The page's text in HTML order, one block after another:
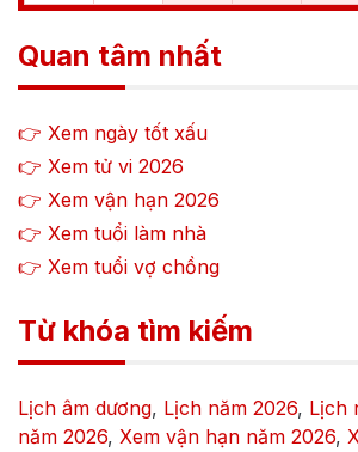
Quan tâm nhất
👉 Xem ngày tốt xấu
👉 Xem tử vi 2026
👉 Xem vận hạn 2026
👉 Xem tuổi làm nhà
👉 Xem tuổi vợ chồng
Từ khóa tìm kiếm
Lịch âm dương, Lịch năm 2026, Lịch
năm 2026, Xem vận hạn năm 2026,